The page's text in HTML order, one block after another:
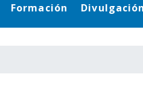
Formación Divulgación